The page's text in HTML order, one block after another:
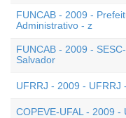
FUNCAB - 2009 -
Administrativo - z
FUNCAB - 2009 -
Salvador
UFRRJ - 2009 - UFRRJ
COPEVE-UFAL - 2009 -